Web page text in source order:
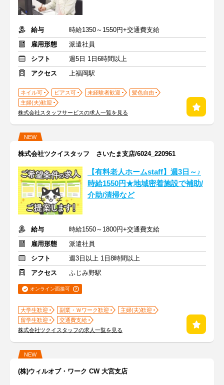
給与
時給1350～1550円+交通費支給
雇用形態
派遣社員
シフト
週5日 1日6時間以上
アクセス
上福岡駅
ネイル可 ピアス可 未経験者歓迎
髪色自由
主婦(夫)歓迎
株式会社スタッフサービスの求人一覧を見る
NEW
株式会社ツクイスタッフ さいたま支店/6024_220961
【有料老人ホームstaff】週3日～♪
時給1550円★地域密着施設で補助/
介助/清掃など
給与
時給1550～1800円+交通費支給
雇用形態
派遣社員
シフト
週3日以上 1日8時間以上
アクセス
ふじみ野駅
オンライン面接可
大学生歓迎 副業・Ｗワーク歓迎
主婦(夫)歓迎
留学生歓迎
交通費支給
株式会社ツクイスタッフの求人一覧を見る
NEW
(株)ウィルオブ・ワーク CW 大宮支店